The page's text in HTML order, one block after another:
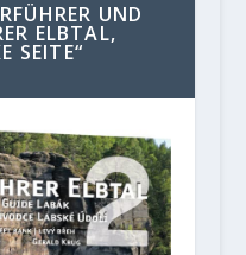
UND
ELBTAL,
SEITE“